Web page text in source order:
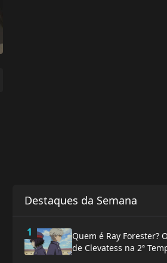
Destaques da Semana
1
Quem é Ray Forester?
de Clevatess na 2ª